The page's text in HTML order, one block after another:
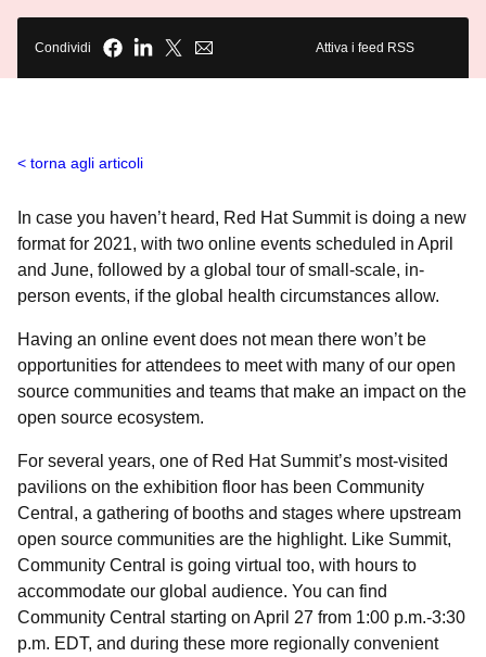
Condividi Attiva i feed RSS
torna agli articoli
In case you haven’t heard, Red Hat Summit is doing a new
format for 2021, with two online events scheduled in April
and June, followed by a global tour of small-scale, in-
person events, if the global health circumstances allow.
Having an online event does not mean there won’t be
opportunities for attendees to meet with many of our open
source communities and teams that make an impact on the
open source ecosystem.
For several years, one of Red Hat Summit’s most-visited
pavilions on the exhibition floor has been Community
Central, a gathering of booths and stages where upstream
open source communities are the highlight. Like Summit,
Community Central is going virtual too, with hours to
accommodate our global audience. You can find
Community Central starting on April 27 from 1:00 p.m.-3:30
p.m. EDT, and during these more regionally convenient